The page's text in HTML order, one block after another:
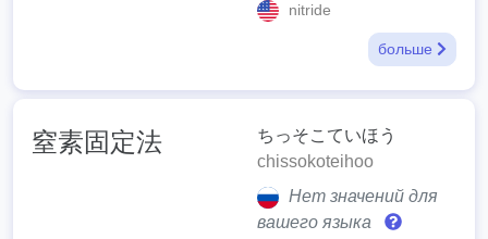
nitride
больше
窒素固定法
ちっそこていほう
chissokoteihoo
Нет значений для
вашего языка